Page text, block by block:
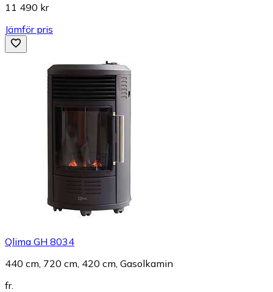
11 490 kr
Jämför pris
Qlima GH 8034
440 cm, 720 cm, 420 cm, Gasolkamin
fr.